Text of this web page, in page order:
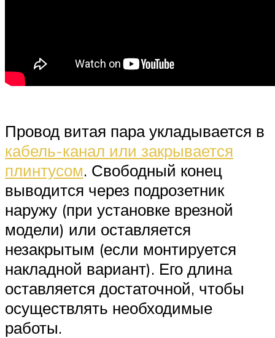
Провод витая пара укладывается в
кабель-канал или закрывается
плинтусом. Свободный конец
выводится через подрозетник
наружу (при установке врезной
модели) или оставляется
незакрытым (если монтируется
накладной вариант). Его длина
оставляется достаточной, чтобы
осуществлять необходимые
работы.